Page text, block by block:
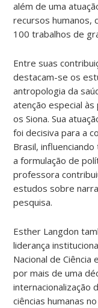
além de uma
recursos humanos,
100 trabalhos de
Entre suas
destacam-se os
antropologia da
atenção especial às
os Siona. Sua
foi decisiva para a
Brasil,
a formulação de
professora
estudos sobre
pesquisa.
Esther Langdon
liderança
Nacional de Ciência
por mais de uma
internacionalização
ciências humanas